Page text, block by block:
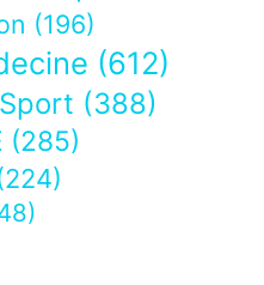
(196)
(612)
Sport (388)
(285)